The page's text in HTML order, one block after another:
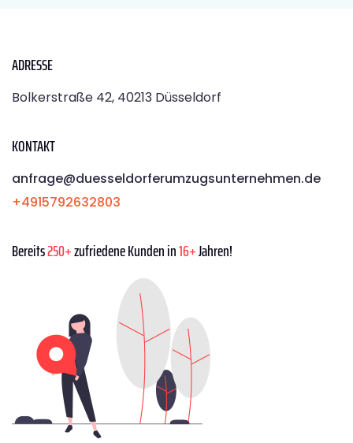
ADRESSE
Bolkerstraße 42, 40213 Düsseldorf
KONTAKT
anfrage@duesseldorferumzugsunternehmen.de
+4915792632803
Bereits250+zufriedene Kunden in16+Jahren!